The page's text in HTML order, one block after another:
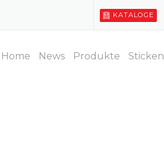
KATALOGE
Home News Produkte Sticken